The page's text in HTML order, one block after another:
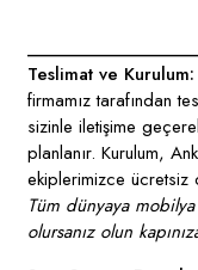
Teslimat ve Kurulum:
firmamız tarafından
sizinle iletişime
planlanır. Kurulum,
ekiplerimizce ücretsiz
Tüm dünyaya mobilya
olursanız olun